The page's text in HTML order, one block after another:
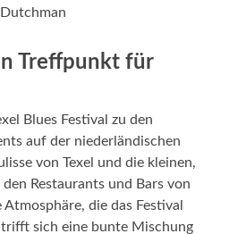
Treffpunkt für
Blues Festival zu den
auf der niederländischen
von Texel und die kleinen,
Restaurants und Bars von
die das Festival
sich eine bunte Mischung